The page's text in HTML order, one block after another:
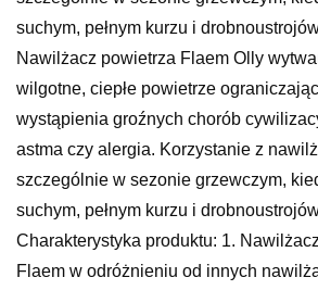
suchym, pełnym kurzu i
Nawilżacz powietrza Flaem Olly
wilgotne, ciepłe powietrze
wystąpienia groźnych chorób
astma czy alergia. Korzystanie z
szczególnie w sezonie grzewczym,
suchym, pełnym kurzu i
Charakterystyka produktu: 1.
Flaem w odróżnieniu od innych